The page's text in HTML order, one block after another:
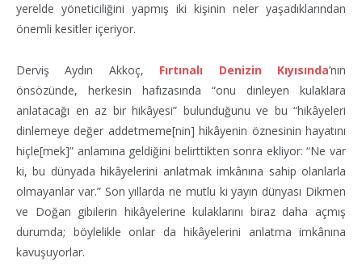
yerelde yöneticiliğini yapmış iki kişinin neler yaşadıklarından
önemli kesitler içeriyor.
Derviş Aydın Akkoç, Fırtınalı Denizin Kıyısında’nın
önsözünde, herkesin hafızasında “onu dinleyen kulaklara
anlatacağı en az bir hikâyesi” bulunduğunu ve bu “hikâyeleri
dinlemeye değer addetmeme[nin] hikâyenin öznesinin hayatını
hiçle[mek]” anlamına geldiğini belirttikten sonra ekliyor: “Ne var
ki, bu dünyada hikâyelerini anlatmak imkânına sahip olanlarla
olmayanlar var.” Son yıllarda ne mutlu ki yayın dünyası Dikmen
ve Doğan gibilerin hikâyelerine kulaklarını biraz daha açmış
durumda; böylelikle onlar da hikâyelerini anlatma imkânına
kavuşuyorlar.